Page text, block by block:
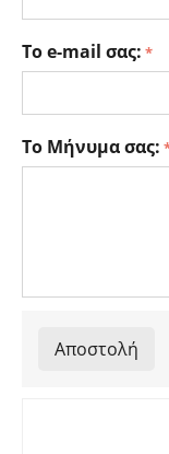
Το e-mail σας:
Το Μήνυμα σας:
Αποστολή